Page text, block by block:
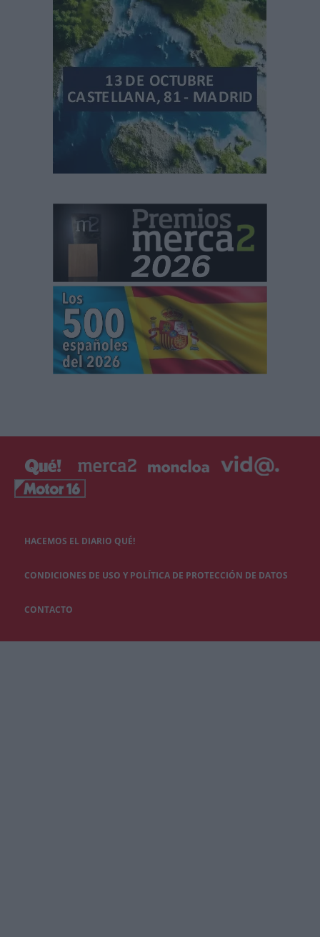
HACEMOS EL DIARIO QUÉ!
CONDICIONES DE USO Y POLÍTICA DE PROTECCIÓN DE DATOS
CONTACTO